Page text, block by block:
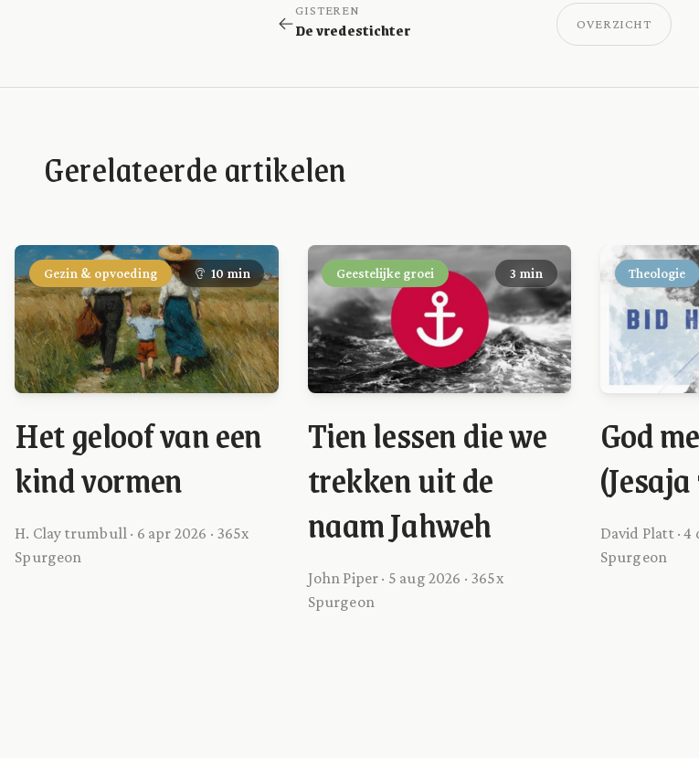
GISTEREN
De vredestichter OVERZICHT
Gerelateerde artikelen
Gezin & opvoeding 10 min
Het geloof van een
kind vormen
H. Clay trumbull · 6 apr 2026 · 365x
Spurgeon
Geestelijke groei 3 min
Tien lessen die we
trekken uit de
naam Jahweh
John Piper · 5 aug 2026 · 365x
Spurgeon
Theologie
God
David Platt · 4
Spurgeon